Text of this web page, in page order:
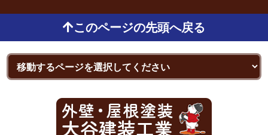
このページの先頭へ戻る